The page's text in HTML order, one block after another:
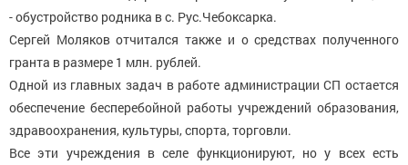
- обустройство родника в с. Рус.Чебоксарка.
Сергей Моляков отчитался также и о средствах полученного
гранта в размере 1 млн. рублей.
Одной из главных задач в работе администрации СП остается
обеспечение бесперебойной работы учреждений образования,
здравоохранения, культуры, спорта, торговли.
Все эти учреждения в селе функционируют, но у всех есть